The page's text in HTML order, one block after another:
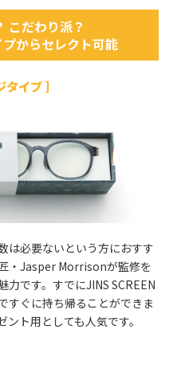
こだわり派？
からセレクト可能
タイプ ］
は必要ないという方におすす
・Jasper Morrisonが監修を
です。すでにJINS SCREEN
すぐに持ち帰ることができま
ト用としても人気です。